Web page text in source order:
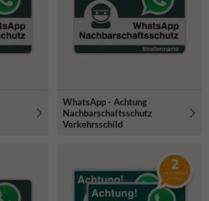
WhatsApp - Achtung
Nachbarschaftsschutz
Verkehrsschild